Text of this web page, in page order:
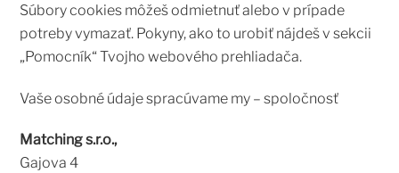
Súbory cookies môžeš odmietnuť alebo v prípade
potreby vymazať. Pokyny, ako to urobiť nájdeš v sekcii
„Pomocník“ Tvojho webového prehliadača.
Vaše osobné údaje spracúvame my – spoločnosť
Matching s.r.o.,
Gajova 4